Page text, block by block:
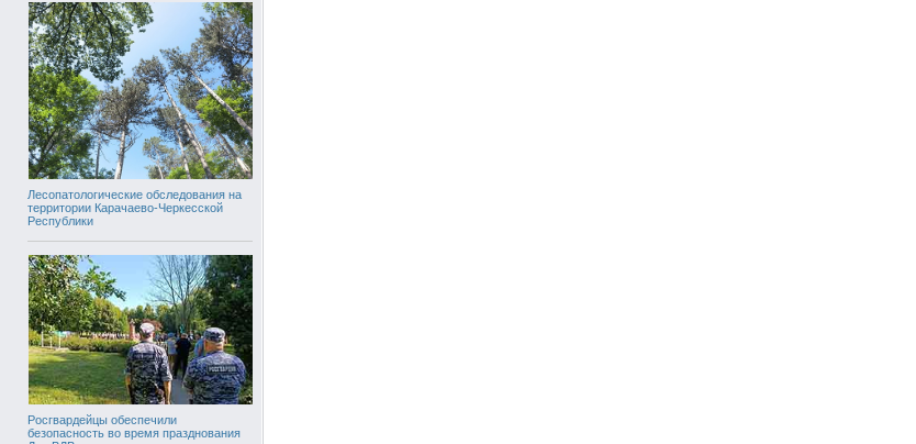
Лесопатологические обследования на
территории Карачаево-Черкесской
Республики
Росгвардейцы обеспечили
безопасность во время празднования